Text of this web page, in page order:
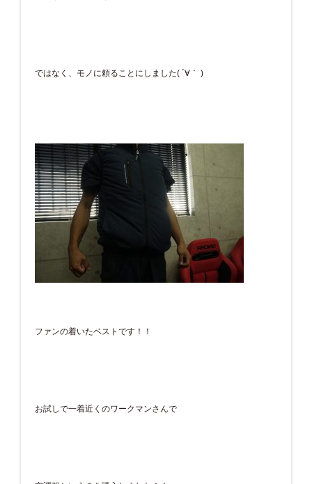
ではなく、モノに頼ることにしました( ´∀｀ )
ファンの着いたベストです！！
お試しで一着近くのワークマンさんで